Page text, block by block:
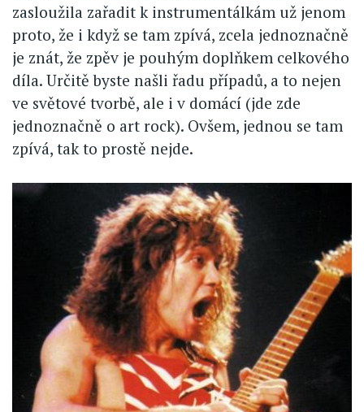
zasloužila zařadit k instrumentálkám už jenom
proto, že i když se tam zpívá, zcela jednoznačně
je znát, že zpěv je pouhým doplňkem celkového
díla. Určitě byste našli řadu případů, a to nejen
ve světové tvorbě, ale i v domácí (jde zde
jednoznačně o art rock). Ovšem, jednou se tam
zpívá, tak to prostě nejde.